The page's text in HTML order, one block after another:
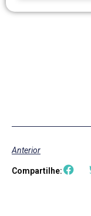
Anterior
Compartilhe: